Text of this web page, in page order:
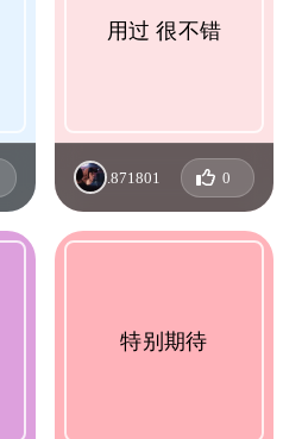
用过 很不错
.871801 0
特别期待